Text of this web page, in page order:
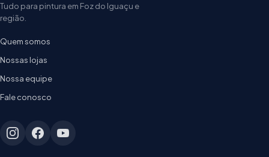
Tudo para pintura em Foz do Iguaçu e
região.
Quem somos
Nossas lojas
Nossa equipe
Fale conosco